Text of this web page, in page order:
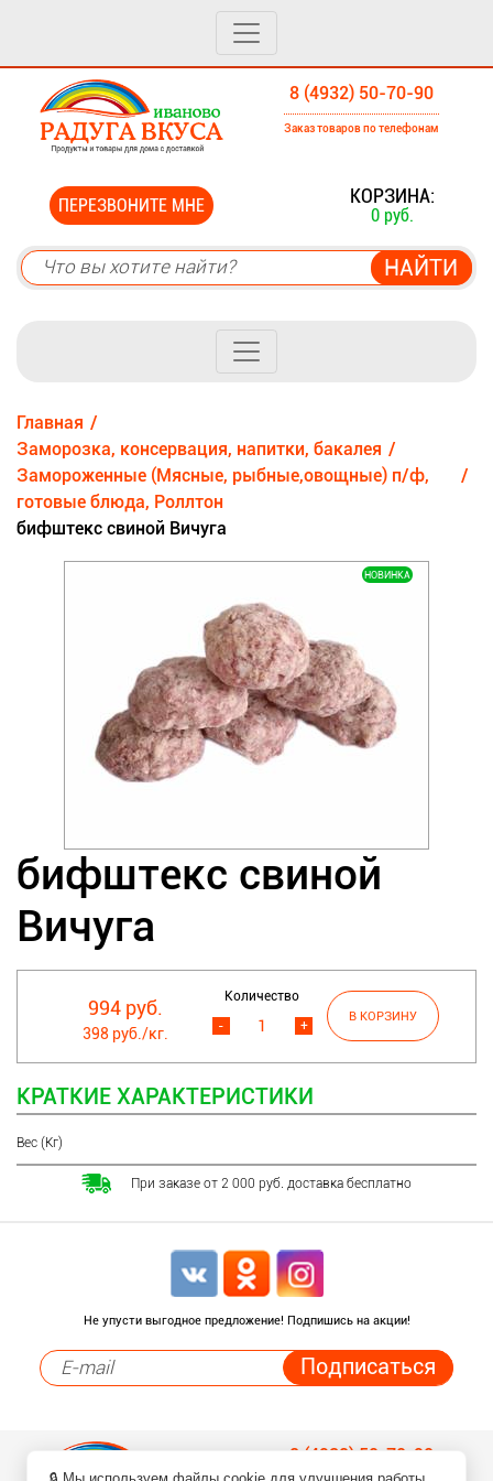
8 (4932) 50-70-90
Заказ товаров по телефонам
ПЕРЕЗВОНИТЕ МНЕ КОРЗИНА:
0 руб.
Главная
Заморозка, консервация, напитки, бакалея
Замороженные (Мясные, рыбные,овощные) п/ф,
готовые блюда, Роллтон
бифштекс свиной Вичуга
НОВИНКА
бифштекс свиной
Вичуга
994 руб.
398 руб./кг.
Количество
+
-
КРАТКИЕ ХАРАКТЕРИСТИКИ
Вес (Кг)
При заказе от 2 000 руб. доставка бесплатно
Не упусти выгодное предложение! Подпишись на акции!
8 (4932) 50-70-90